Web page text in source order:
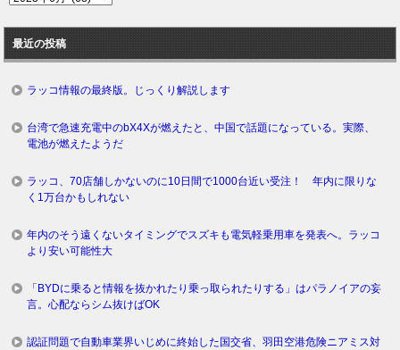
ロ
グ
最近の投稿
ラッコ情報の最終版。じっくり解説します
台湾で急速充電中のbX4Xが燃えたと、中国で話題になっている。実際、
電池が燃えたようだ
ラッコ、70店舗しかないのに10日間で1000台近い受注！ 年内に限りな
く1万台かもしれない
年内のそう遠くないタイミングでスズキも電気軽乗用車を発表へ。ラッコ
より安い可能性大
「BYDに乗ると情報を抜かれたり乗っ取られたりする」はパラノイアの妄
言。心配ならシム抜けばOK
認証問題で自動車業界いじめに終始した国交省、羽田空港危険ニアミス対